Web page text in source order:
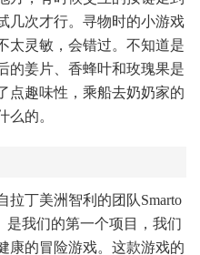
几次才行。寻物时的小游戏
太灵敏，会错过。不知道是
的姜片、香蜂叶和玫瑰果是
点趣味性，乘船去奶奶家的
么的。
拉丁美洲智利的团队Smarto
是我们的第一个项目，我们
康的冒险游戏。这款游戏的